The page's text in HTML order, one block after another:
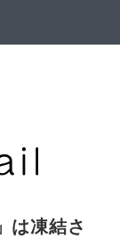
」は凍結さ